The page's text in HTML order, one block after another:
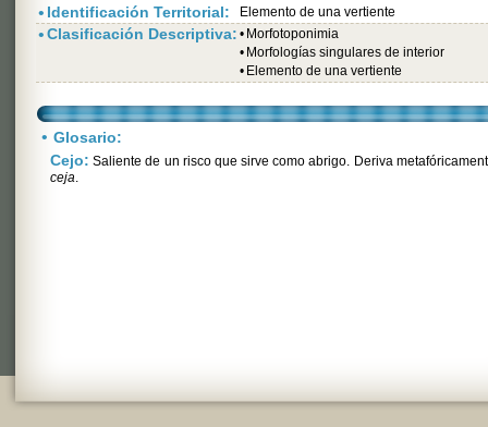
• Identificación Territorial: Elemento de una vertiente
•Clasificación Descriptiva: • Morfotoponimia
• Morfologías singulares de interior
• Elemento de una vertiente
• Glosario:
Cejo: Saliente de un risco que sirve como abrigo. Deriva
ceja.